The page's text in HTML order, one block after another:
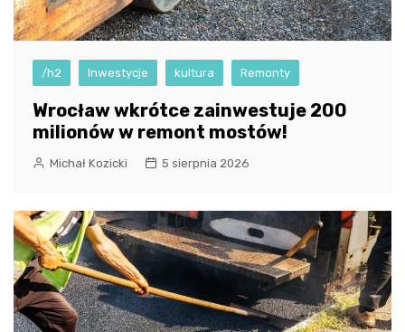
/h2 Inwestycje kultura Remonty
Wrocław wkrótce zainwestuje 200
milionów w remont mostów!
Michał Kozicki 5 sierpnia 2026